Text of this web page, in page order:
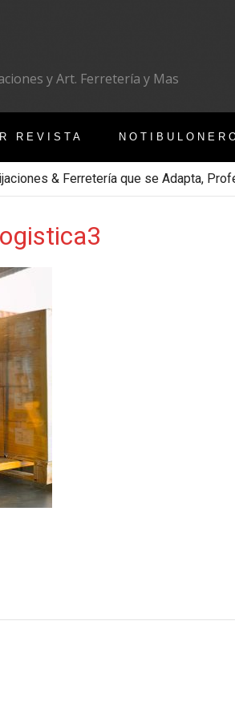
y Art. Ferretería y Mas
REVISTA
& Ferretería que se Adapta,